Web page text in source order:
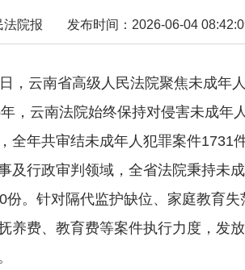
法院报 发布时间：2026-06-04
云南省高级人民法院聚焦未成年人
云南法院始终保持对侵害未成年人
全年共审结未成年人犯罪案件1731
行政审判领域，全省法院秉持未成
份。针对隔代监护缺位、家庭教育
养费、教育费等案件执行力度，发